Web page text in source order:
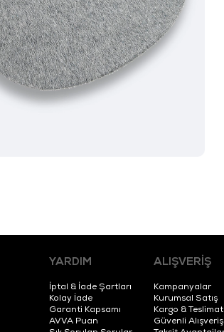
YARDIM
İptal & İade Şartları
Kolay İade
Garanti Kapsamı
AVVA Puan
ALIŞVERİŞ
Kampanyalar
Kurumsal Satış
Kargo & Teslimat
Güvenli Alışveriş